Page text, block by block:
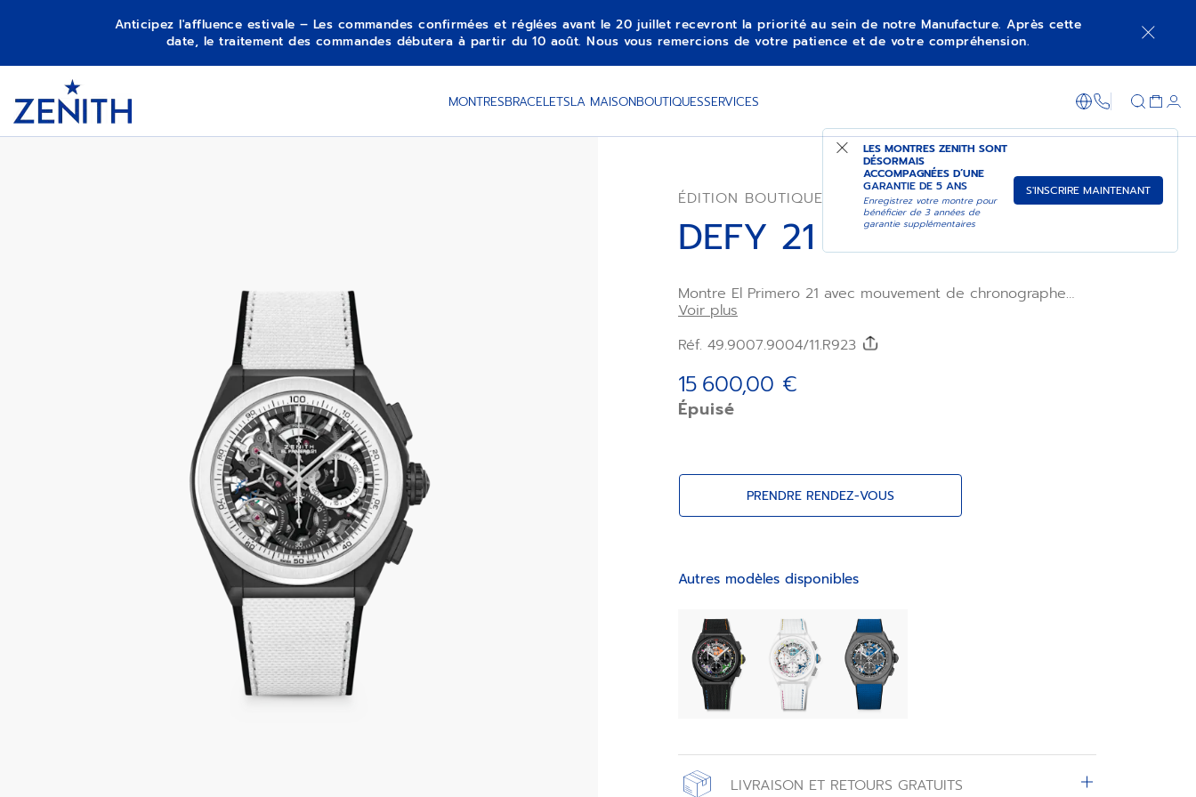
Anticipez l'affluence estivale – Les commandes confirmées et réglées avant le 20 juillet recevront la priorité au sein de notre Manufacture. Après cette
date, le traitement des commandes débutera à partir du 10 août. Nous vous remercions de votre patience et de votre compréhension.
1 MONTRESBRACELETSLA MAISONBOUTIQUESSERVICES +800 36 00
LES MONTRES ZENITH SONT
DÉSORMAIS
ACCOMPAGNÉES D’UNE
GARANTIE DE 5 ANS
Enregistrez votre montre pour
bénéficier de 3 années de
garantie supplémentaires
S'INSCRIRE MAINTENANT
ÉDITION BOUTIQUE
DEFY 21
Montre El Primero 21 avec mouvement de chronographe
haute fréquence affichant les 1/100e de seconde, logée
mm et rehaussée d’un bracelet en caoutchouc texturé noir
échappements indépendants à haute fréquence oscillant à
50Hz pour la fonction chronographe et à 5Hz pour le
chronométrage.
Voir plus
Réf. 49.9007.9004/11.R923
15 600,00 €
Épuisé
PRENDRE RENDEZ-VOUS
Autres modèles disponibles
LIVRAISON ET RETOURS GRATUITS